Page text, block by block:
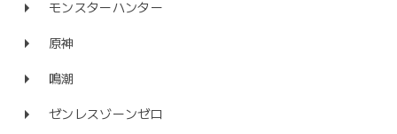
モンスターハンター
原神
鳴潮
ゼンレスゾーンゼロ